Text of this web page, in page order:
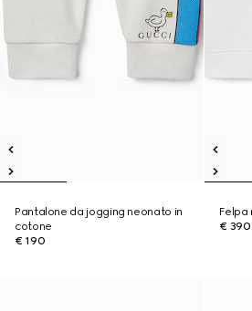
Pantalone da jogging neonato in
cotone
€ 190
Felpa
€ 390